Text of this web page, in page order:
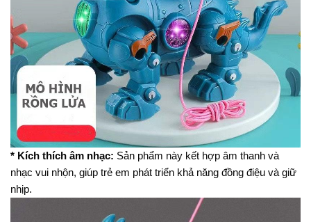
* Kích thích âm nhạc: Sản phẩm này kết hợp âm thanh và
nhạc vui nhộn, giúp trẻ em phát triển khả năng đồng điệu và giữ
nhịp.